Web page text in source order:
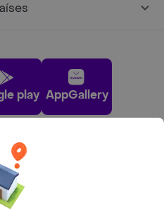
play AppGallery
de ti